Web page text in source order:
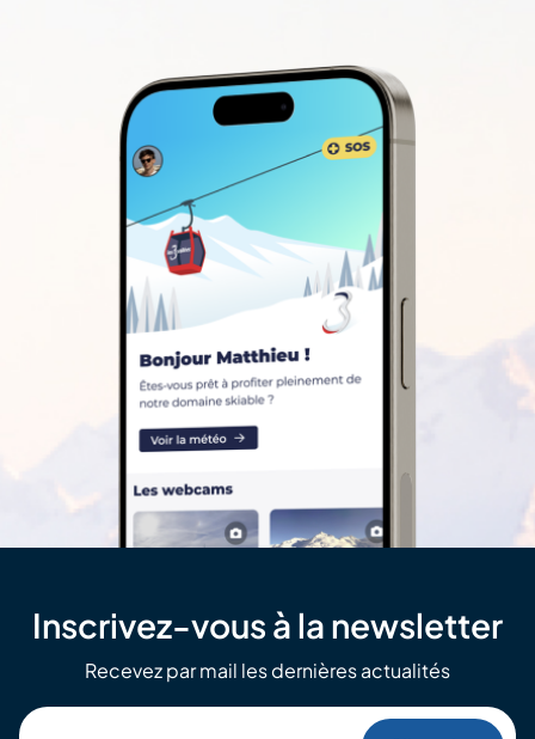
Inscrivez-vous à la newsletter
Recevez par mail les dernières actualités